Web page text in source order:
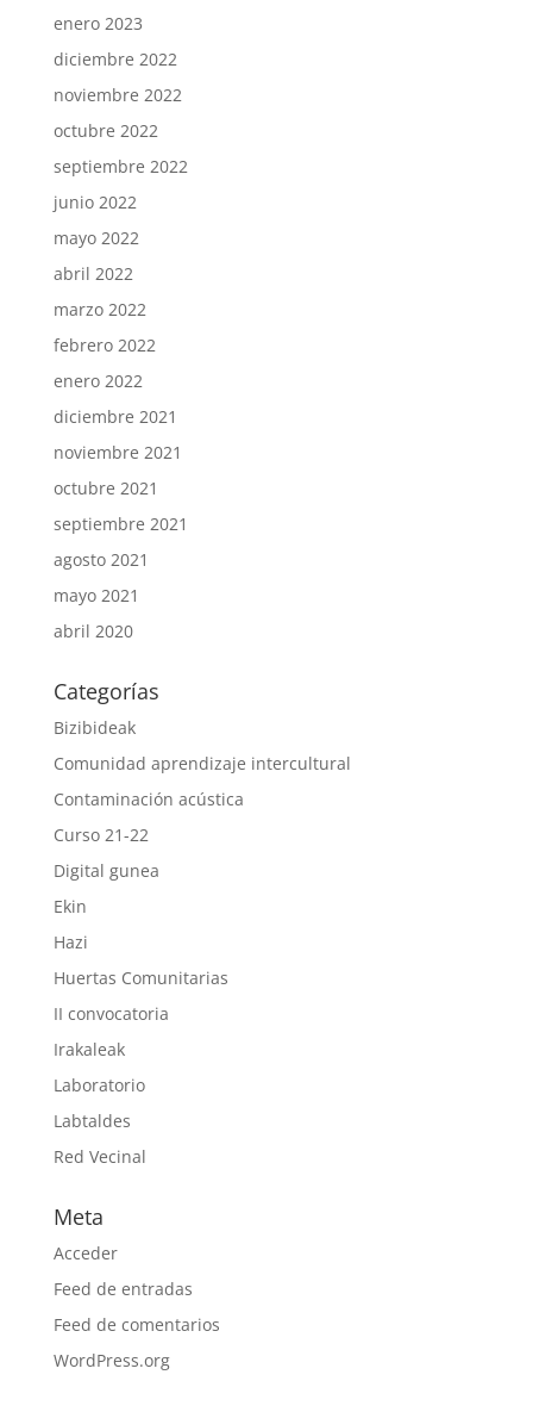
enero 2023
diciembre 2022
noviembre 2022
octubre 2022
septiembre 2022
junio 2022
mayo 2022
abril 2022
marzo 2022
febrero 2022
enero 2022
diciembre 2021
noviembre 2021
octubre 2021
septiembre 2021
agosto 2021
mayo 2021
abril 2020
Categorías
Bizibideak
Comunidad aprendizaje intercultural
Contaminación acústica
Curso 21-22
Digital gunea
Ekin
Hazi
Huertas Comunitarias
II convocatoria
Irakaleak
Laboratorio
Labtaldes
Red Vecinal
Meta
Acceder
Feed de entradas
Feed de comentarios
WordPress.org